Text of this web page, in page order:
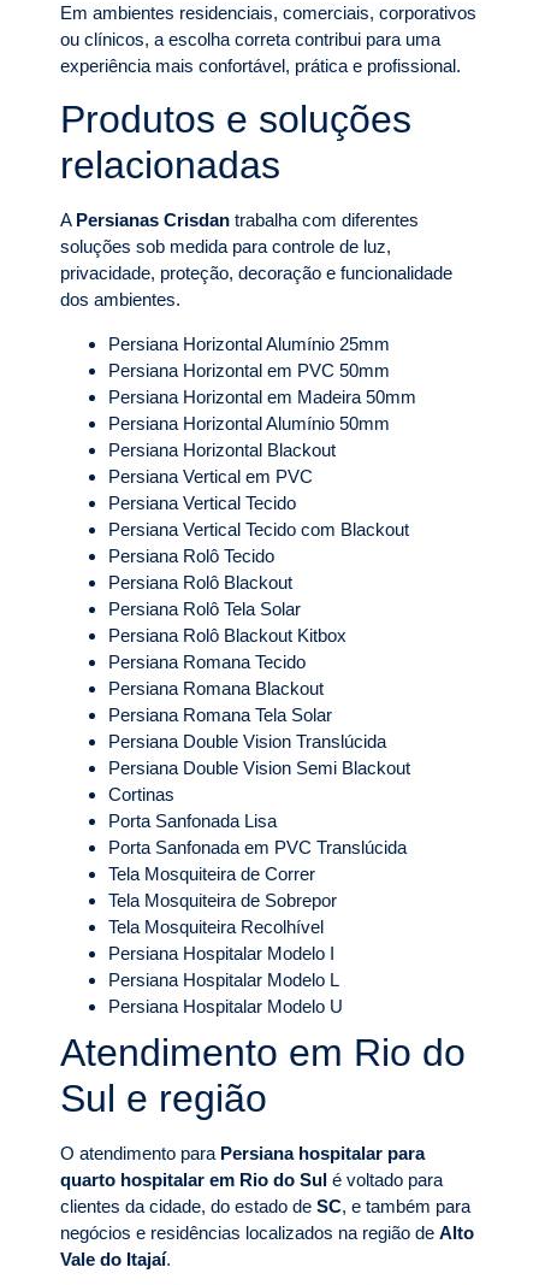
Em ambientes residenciais, comerciais, corporativos
ou clínicos, a escolha correta contribui para uma
experiência mais confortável, prática e profissional.
Produtos e soluções
relacionadas
A Persianas Crisdan trabalha com diferentes
soluções sob medida para controle de luz,
privacidade, proteção, decoração e funcionalidade
dos ambientes.
Persiana Horizontal Alumínio 25mm
Persiana Horizontal em PVC 50mm
Persiana Horizontal em Madeira 50mm
Persiana Horizontal Alumínio 50mm
Persiana Horizontal Blackout
Persiana Vertical em PVC
Persiana Vertical Tecido
Persiana Vertical Tecido com Blackout
Persiana Rolô Tecido
Persiana Rolô Blackout
Persiana Rolô Tela Solar
Persiana Rolô Blackout Kitbox
Persiana Romana Tecido
Persiana Romana Blackout
Persiana Romana Tela Solar
Persiana Double Vision Translúcida
Persiana Double Vision Semi Blackout
Cortinas
Porta Sanfonada Lisa
Porta Sanfonada em PVC Translúcida
Tela Mosquiteira de Correr
Tela Mosquiteira de Sobrepor
Tela Mosquiteira Recolhível
Persiana Hospitalar Modelo I
Persiana Hospitalar Modelo L
Persiana Hospitalar Modelo U
Atendimento em Rio do
Sul e região
O atendimento para Persiana hospitalar para
quarto hospitalar em Rio do Sul é voltado para
clientes da cidade, do estado de SC, e também para
negócios e residências localizados na região de Alto
Vale do Itajaí.